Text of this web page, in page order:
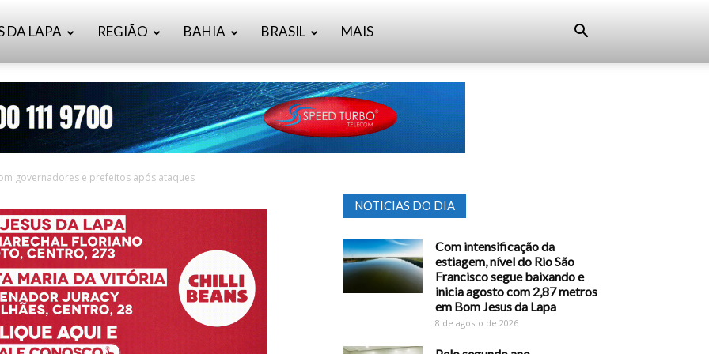
DA LAPA REGIÃO BAHIA BRASIL MAIS
governadores e prefeitos após ataques
NOTICIAS DO DIA
Com intensificação da
estiagem, nível do Rio São
Francisco segue baixando e
inicia agosto com 2,87 metros
em Bom Jesus da Lapa
8 de agosto de 2026